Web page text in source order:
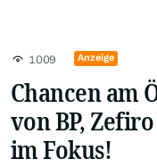
1009 Anzeige
Chancen am
von BP,
im Fokus!